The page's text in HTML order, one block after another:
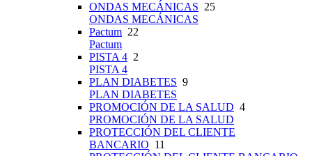
ONDAS MECÁNICAS 25
ONDAS MECÁNICAS
Pactum 22
Pactum
PISTA 4 2
PISTA 4
PLAN DIABETES 9
PLAN DIABETES
PROMOCIÓN DE LA SALUD 4
PROMOCIÓN DE LA SALUD
PROTECCIÓN DEL CLIENTE
BANCARIO 11